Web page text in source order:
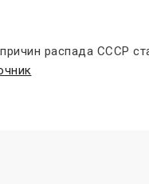
распада СССР